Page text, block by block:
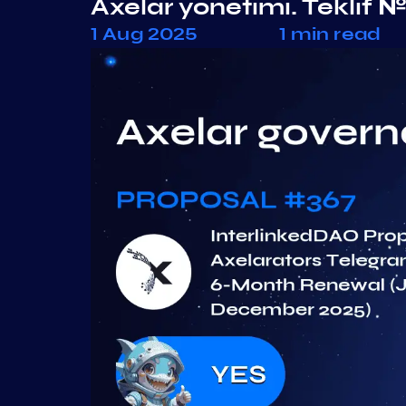
Axelar yönetimi. Teklif
1 Aug 2025 1 min read